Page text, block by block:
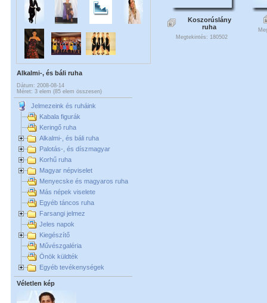
Alkalmi-, és báli ruha
Dátum: 2008-08-14
Méret: 3 elem (85 elem összesen)
Jelmezeink és ruháink
Kabala figurák
Keringő ruha
Alkalmi-, és báli ruha
Palotás-, és díszmagyar
Korhű ruha
Magyar népviselet
Menyecske és magyaros ruha
Más népek viselete
Egyéb táncos ruha
Farsangi jelmez
Jeles napok
Kiegészítő
Művészgaléria
Önök küldték
Egyéb tevékenységek
Véletlen kép
Koszorúslány
ruha
Megtekintés: 180502